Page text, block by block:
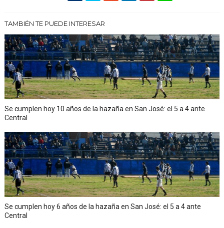
TAMBIÉN TE PUEDE INTERESAR
Se cumplen hoy 10 años de la hazaña en San José: el 5 a 4 ante
Central
Se cumplen hoy 6 años de la hazaña en San José: el 5 a 4 ante
Central